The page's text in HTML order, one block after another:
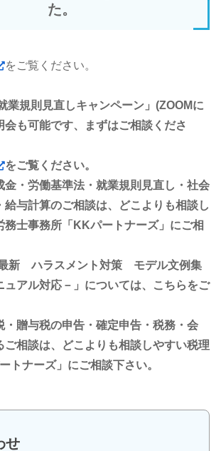
た。
をご覧ください。
業規則見直しキャンペーン」(ZOOMに
会も可能です、まずはご相談くださ
をご覧ください。
・労働基準法・就業規則見直し・社会
給与計算のご相談は、どこよりも相談し
務士事務所「KKパートナーズ」にご相
新 ハラスメント対策 モデル文例集
ュアル対応－」については、こちらをご
贈与税の申告・確定申告・税務・会
ご相談は、どこよりも相談しやすい税理
トナーズ」にご相談下さい。
せ